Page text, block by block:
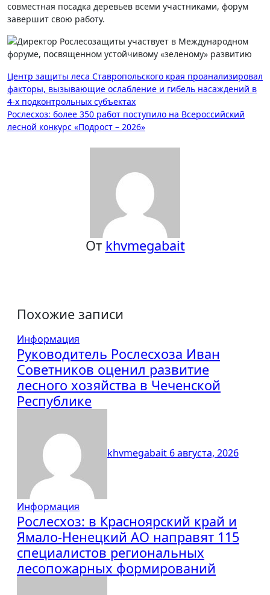
совместная посадка деревьев всеми участниками, форум
завершит свою работу.
Навигация
по
записям
Центр защиты леса Ставропольского края проанализировал
факторы, вызывающие ослабление и гибель насаждений в
4-х подконтрольных субъектах
Рослесхоз: более 350 работ поступило на Всероссийский
лесной конкурс «Подрост – 2026»
От khvmegabait
Похожие записи
Информация
Руководитель Рослесхоза Иван
Советников оценил развитие
лесного хозяйства в Чеченской
Республике
khvmegabait 6 августа, 2026
Информация
Рослесхоз: в Красноярский край и
Ямало-Ненецкий АО направят 115
специалистов региональных
лесопожарных формирований